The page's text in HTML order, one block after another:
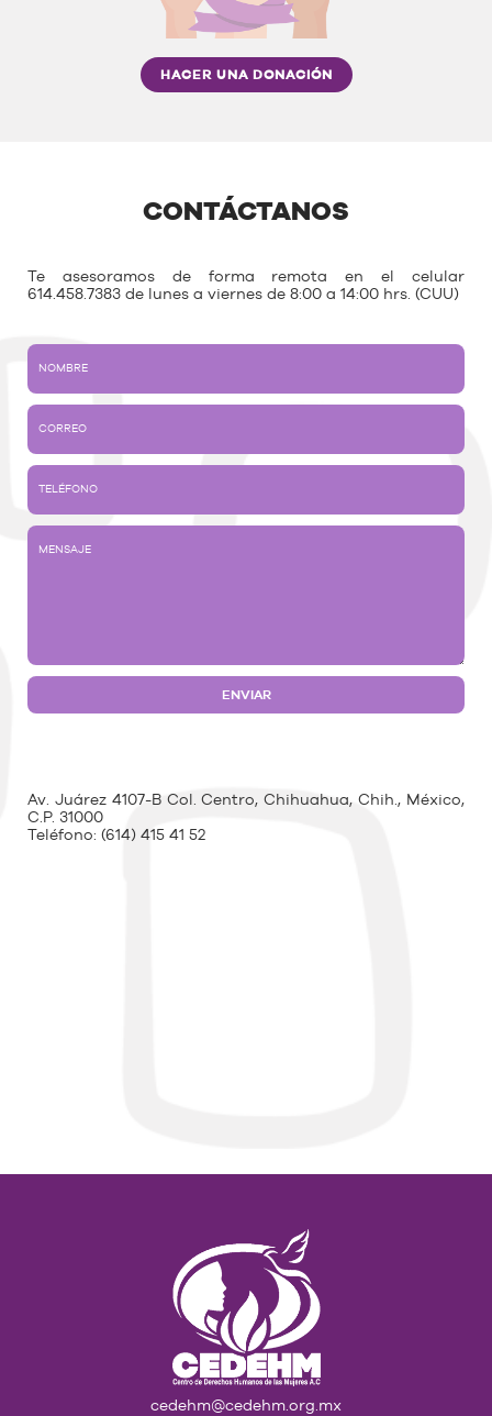
HACER UNA DONACIÓN
CONTÁCTANOS
Te asesoramos de forma remota en el celular
614.458.7383 de lunes a viernes de 8:00 a 14:00 hrs. (CUU)
Av. Juárez 4107-B Col. Centro, Chihuahua, Chih., México,
C.P. 31000
Teléfono: (614) 415 41 52
cedehm@cedehm.org.mx